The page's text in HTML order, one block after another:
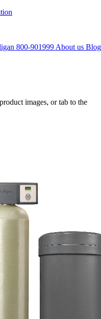
800-901999 About us
images, or tab to the